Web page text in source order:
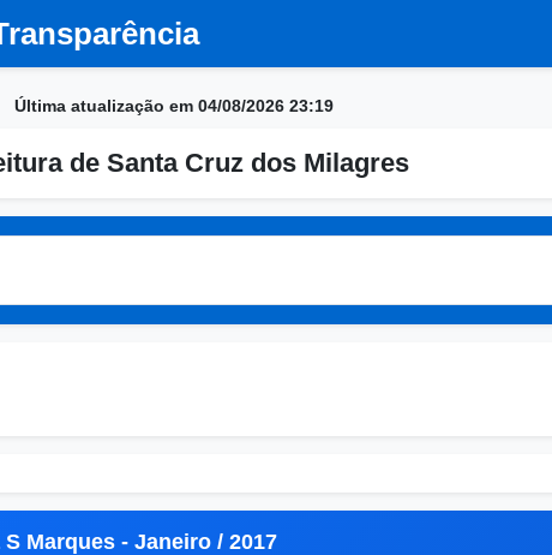
Última atualização em 04/08/2026 23:19
de Santa Cruz dos Milagres
Marques - Janeiro / 2017